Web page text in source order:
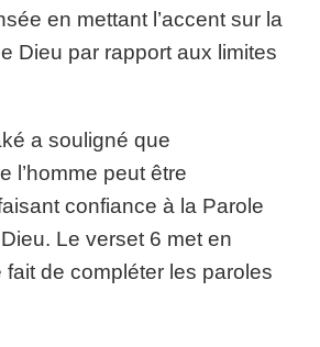
en mettant l’accent sur la
Dieu par rapport aux limites
a souligné que
l’homme peut être
confiance à la Parole
Le verset 6 met en
fait de compléter les paroles